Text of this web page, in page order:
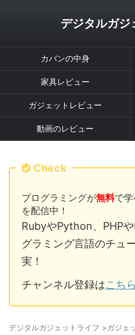
デジタルガジ
カバンの中身
家具レビュー
ガジェットレビュー
動画のレビュー
Check
プログラミングが無料で学
を配信中！
RubyやPython、PHP
グラミング言語のチュ
実！
チャンネル登録はこちら
デジタルガジェットライフ >ガジェ